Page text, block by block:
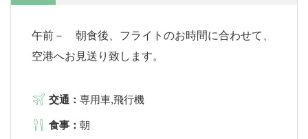
午前－ 朝食後、フライトのお時間に合わせて、
空港へお見送り致します。
交通： 専用車,飛行機
食事： 朝